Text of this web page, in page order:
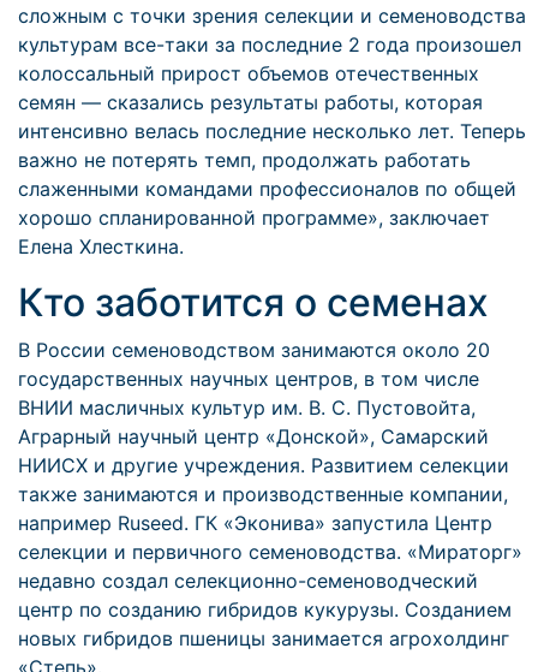
сложным с точки зрения селекции и семеноводства
культурам все-таки за последние 2 года произошел
колоссальный прирост объемов отечественных
семян — сказались результаты работы, которая
интенсивно велась последние несколько лет. Теперь
важно не потерять темп, продолжать работать
слаженными командами профессионалов по общей
хорошо спланированной программе», заключает
Елена Хлесткина.
Кто заботится о семенах
В России семеноводством занимаются около 20
государственных научных центров, в том числе
ВНИИ масличных культур им. В. С. Пустовойта,
Аграрный научный центр «Донской», Самарский
НИИСХ и другие учреждения. Развитием селекции
также занимаются и производственные компании,
например Ruseed. ГК «Эконива» запустила Центр
селекции и первичного семеноводства. «Мираторг»
недавно создал селекционно-семеноводческий
центр по созданию гибридов кукурузы. Созданием
новых гибридов пшеницы занимается агрохолдинг
«Степь».